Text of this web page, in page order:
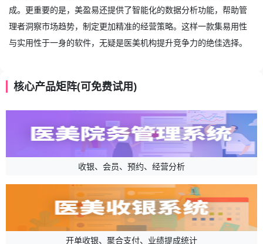
成。更重要的是，美盈易还提供了智能化的数据分析功能，帮助管
理者洞察市场趋势，制定更加精准的经营策略。这样一款集易用性
与实用性于一身的软件，无疑是医美机构提升竞争力的绝佳选择。
核心产品矩阵(可免费试用)
收银、会员、预约、经营分析
开单收银、聚合支付、业绩提成统计